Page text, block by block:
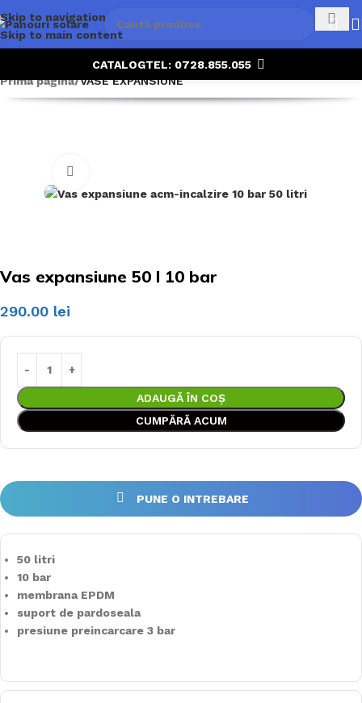
Skip to navigation
Skip to main content
CATALOGTEL: 0728.855.055
Prima pagină VASE EXPANSIUNE
Vas expansiune 50 l 10 bar
290.00 lei
ADAUGĂ ÎN COȘ
CUMPĂRĂ ACUM
PUNE O INTREBARE
50 litri
10 bar
membrana EPDM
suport de pardoseala
presiune preincarcare 3 bar